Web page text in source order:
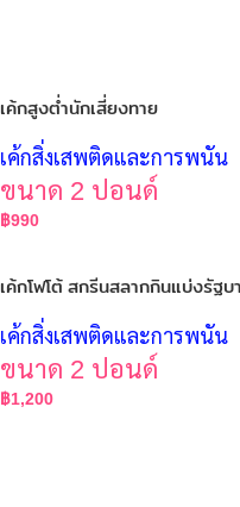
เค้กสูงต่ำนักเสี่ยงทาย
เค้กสิ่งเสพติดและการพนัน
ขนาด 2 ปอนด์
฿990
เค้กโฟโต้ สกรีนสลากกินแบ่งรัฐบ
เค้กสิ่งเสพติดและการพนัน
ขนาด 2 ปอนด์
฿1,200